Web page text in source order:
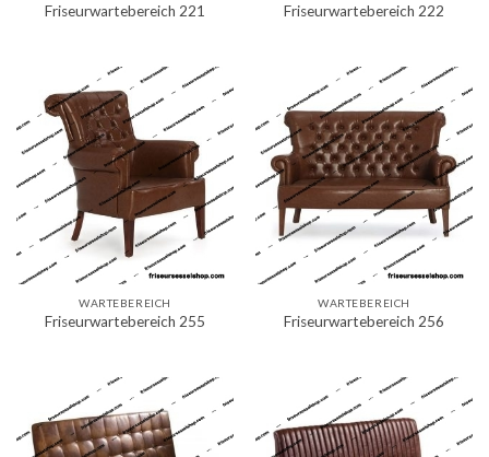
Friseurwartebereich 221 Friseurwartebereich 222
WARTEBEREICH
Friseurwartebereich 255
WARTEBEREICH
Friseurwartebereich 256